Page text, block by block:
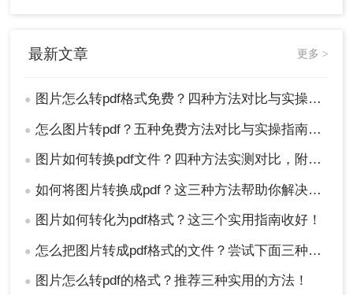
最新文章 更多 >
● 图片怎么转pdf格式免费？四种方法对比与实操指南（附详细表格）!
● 怎么图片转pdf？五种免费方法对比与实操指南（附详细表格）！
● 图片如何转换pdf文件？四种方法实测对比，附各场景最优选！
● 如何将图片转换成pdf？这三种方法帮助你解决问题！
● 图片如何转化为pdf格式？这三个实用指南收好！
● 怎么把图片转成pdf格式的文件？尝试下面三种方法！
● 图片怎么转pdf的格式？推荐三种实用的方法！